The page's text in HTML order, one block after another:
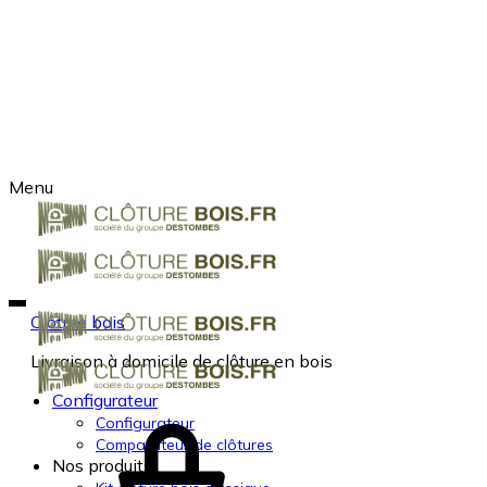
Menu
Clôture bois
Livraison à domicile de clôture en bois
Configurateur
Configurateur
Comparateur de clôtures
Nos produits